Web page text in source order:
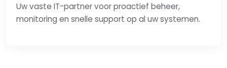
Uw vaste IT-partner voor proactief beheer,
monitoring en snelle support op al uw systemen.